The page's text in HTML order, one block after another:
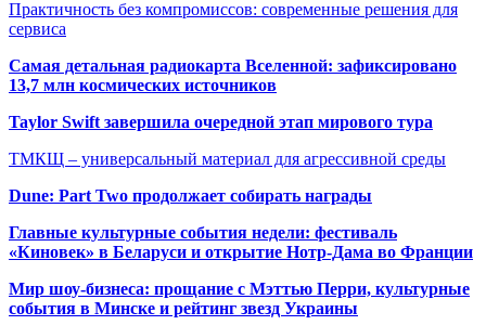
Практичность без компромиссов: современные решения для
сервиса
Самая детальная радиокарта Вселенной: зафиксировано
13,7 млн космических источников
Taylor Swift завершила очередной этап мирового тура
ТМКЩ – универсальный материал для агрессивной среды
Dune: Part Two продолжает собирать награды
Главные культурные события недели: фестиваль
«Киновек» в Беларуси и открытие Нотр-Дама во Франции
Мир шоу-бизнеса: прощание с Мэттью Перри, культурные
события в Минске и рейтинг звезд Украины